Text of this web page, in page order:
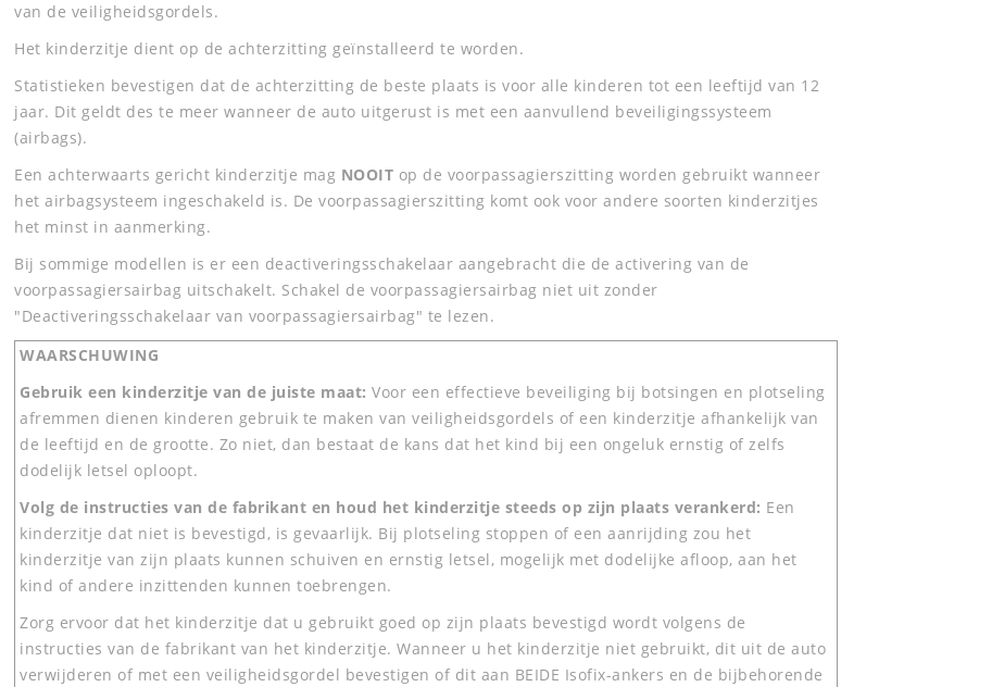
van de veiligheidsgordels.
Het kinderzitje dient op de achterzitting geïnstalleerd te worden.
Statistieken bevestigen dat de achterzitting de beste plaats is voor alle kinderen tot een leeftijd van 12
jaar. Dit geldt des te meer wanneer de auto uitgerust is met een aanvullend beveiligingssysteem
(airbags).
Een achterwaarts gericht kinderzitje mag NOOIT op de voorpassagierszitting worden gebruikt wanneer
het airbagsysteem ingeschakeld is. De voorpassagierszitting komt ook voor andere soorten kinderzitjes
het minst in aanmerking.
Bij sommige modellen is er een deactiveringsschakelaar aangebracht die de activering van de
voorpassagiersairbag uitschakelt. Schakel de voorpassagiersairbag niet uit zonder
"Deactiveringsschakelaar van voorpassagiersairbag" te lezen.
WAARSCHUWING
Gebruik een kinderzitje van de juiste maat: Voor een effectieve beveiliging bij botsingen en plotseling
afremmen dienen kinderen gebruik te maken van veiligheidsgordels of een kinderzitje afhankelijk van
de leeftijd en de grootte. Zo niet, dan bestaat de kans dat het kind bij een ongeluk ernstig of zelfs
dodelijk letsel oploopt.
Volg de instructies van de fabrikant en houd het kinderzitje steeds op zijn plaats verankerd: Een
kinderzitje dat niet is bevestigd, is gevaarlijk. Bij plotseling stoppen of een aanrijding zou het
kinderzitje van zijn plaats kunnen schuiven en ernstig letsel, mogelijk met dodelijke afloop, aan het
kind of andere inzittenden kunnen toebrengen.
Zorg ervoor dat het kinderzitje dat u gebruikt goed op zijn plaats bevestigd wordt volgens de
instructies van de fabrikant van het kinderzitje. Wanneer u het kinderzitje niet gebruikt, dit uit de auto
verwijderen of met een veiligheidsgordel bevestigen of dit aan BEIDE Isofix-ankers en de bijbehorende